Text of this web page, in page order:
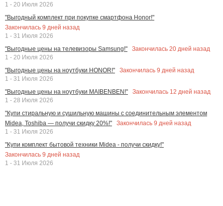
1 - 20 Июля 2026
"Выгодный комплект при покупке смартфона Honor!"
Закончилась 9 дней назад
1 - 31 Июля 2026
"Выгодные цены на телевизоры Samsung!"
Закончилась 20 дней назад
1 - 20 Июля 2026
"Выгодные цены на ноутбуки HONOR!"
Закончилась 9 дней назад
1 - 31 Июля 2026
"Выгодные цены на ноутбуки MAIBENBEN!"
Закончилась 12 дней назад
1 - 28 Июля 2026
"Купи стиральную и сушильную машины с соединительным элементом
Midea, Toshiba — получи скидку 20%!"
Закончилась 9 дней назад
1 - 31 Июля 2026
"Купи комплект бытовой техники Midea - получи скидку!"
Закончилась 9 дней назад
1 - 31 Июля 2026